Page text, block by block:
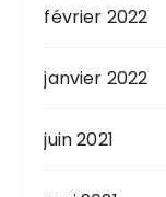
février 2022
janvier 2022
juin 2021